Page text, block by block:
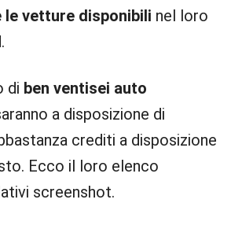
vetture disponibili nel loro
di ben ventisei auto
a disposizione di
crediti a disposizione
Ecco il loro elenco
screenshot.